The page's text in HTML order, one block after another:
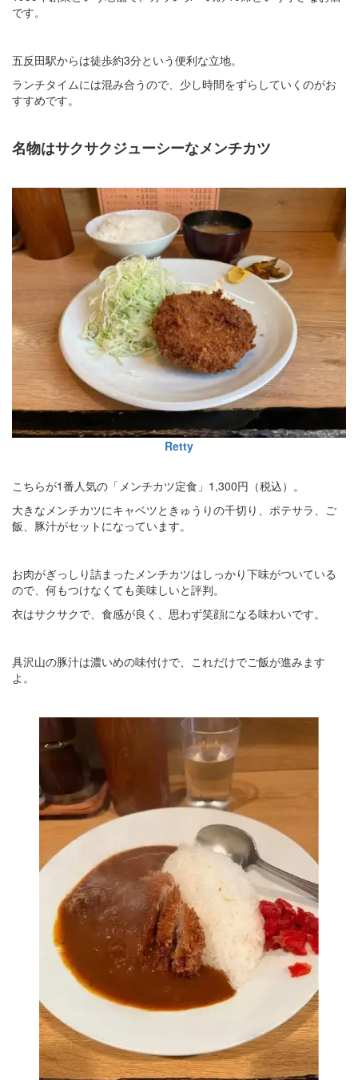
です。
五反田駅からは徒歩約3分という便利な立地。
ランチタイムには混み合うので、少し時間をずらしていくのがお
すすめです。
名物はサクサクジューシーなメンチカツ
Retty
こちらが1番人気の「メンチカツ定食」1,300円（税込）。
大きなメンチカツにキャベツときゅうりの千切り、ポテサラ、ご
飯、豚汁がセットになっています。
お肉がぎっしり詰まったメンチカツはしっかり下味がついている
ので、何もつけなくても美味しいと評判。
衣はサクサクで、食感が良く、思わず笑顔になる味わいです。
具沢山の豚汁は濃いめの味付けで、これだけでご飯が進みます
よ。